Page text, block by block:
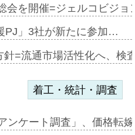
会を開催=ジェルコビジ
PJ」3社が新たに参加…
針=流通市場活性化へ、検
着工・統計・調査
ンケート調査」、価格転